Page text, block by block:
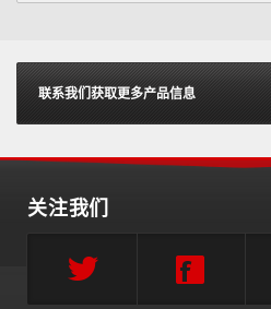
联系我们获取更多产品信息
关注我们